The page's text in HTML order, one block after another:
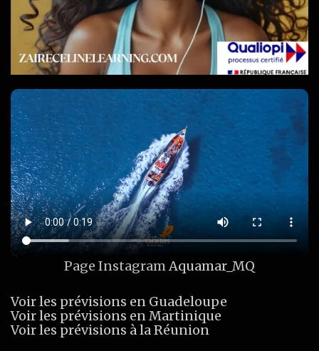
Page InstagramAquamar_MQ
Voir les prévisions en Guadeloupe
Voir les prévisions en Martinique
Voir les prévisions à la Réunion